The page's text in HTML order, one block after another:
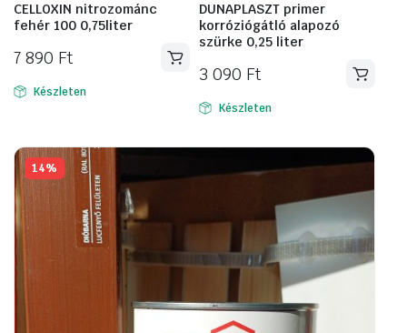
CELLOXIN nitrozománc
fehér 100 0,75liter
7 890 Ft
Készleten
DUNAPLASZT primer
korróziógátló alapozó
szürke 0,25 liter
3 090 Ft
Készleten
14%